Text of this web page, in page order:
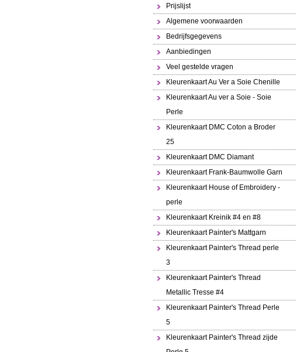
Prijslijst
Algemene voorwaarden
Bedrijfsgegevens
Aanbiedingen
Veel gestelde vragen
Kleurenkaart Au Ver a Soie Chenille
Kleurenkaart Au ver a Soie - Soie
Perle
Kleurenkaart DMC Coton a Broder
25
Kleurenkaart DMC Diamant
Kleurenkaart Frank-Baumwolle Garn
Kleurenkaart House of Embroidery -
perle
Kleurenkaart Kreinik #4 en #8
Kleurenkaart Painter's Mattgarn
Kleurenkaart Painter's Thread perle
3
Kleurenkaart Painter's Thread
Metallic Tresse #4
Kleurenkaart Painter's Thread Perle
5
Kleurenkaart Painter's Thread zijde